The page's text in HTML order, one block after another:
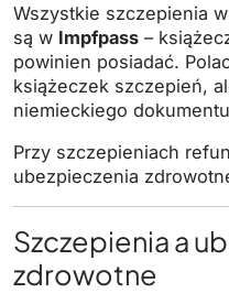
Wszystkie szczepienia
są w Impfpass –
powinien posiadać.
książeczek szczepień,
niemieckiego
Przy szczepieniach
ubezpieczenia
Szczepienia a
zdrowotne